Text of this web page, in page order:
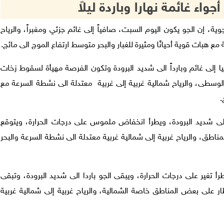
غائمة نهارا وباردة ليلاً
الأرصاد الجوية، إن الجو يكون اليوم السبت، صافياً إلى غائم جزئي ومغبراً، والرياح
هبات قوية أحيانًا ومثيرة للغبار والبحر متوسط ارتفاع الموج الى مائج.
إلى غائم وبارداً الى شديد البرودة وتكون الفرصة مهيأة لسقوط زخات
والرياح شمالية غربية إلى غربية معتدلة الى نشطة السرعة مع
شديد البرودة، ويطرأ انخفاض ملموس على درجات الحرارة، ويتوقع
والرياح غربية إلى شمالية غربية معتدلة الى نشطة السرعة والبحر
تغير على درجات الحرارة، ويبقى الجو باردا الى شديد البرودة، وتبقى
بعض المناطق خاصة الشمالية، والرياح غربية إلى شمالية غربية